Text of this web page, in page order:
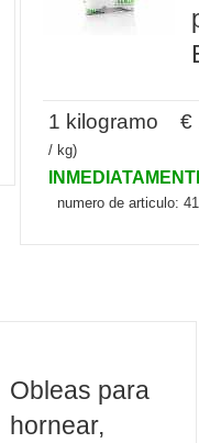
1 kilogramo €
/ kg)
numero de articulo:
Obleas para
hornear,